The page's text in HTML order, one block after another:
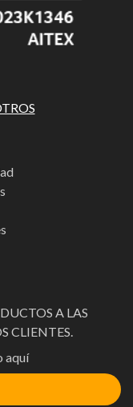
A LAS
CLIENTES.
aquí